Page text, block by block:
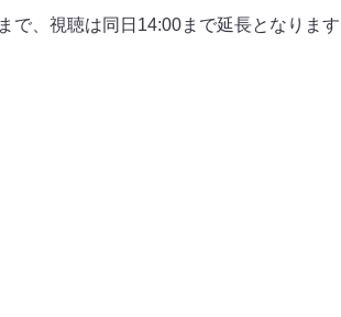
、視聴は同日14:00まで延長となります